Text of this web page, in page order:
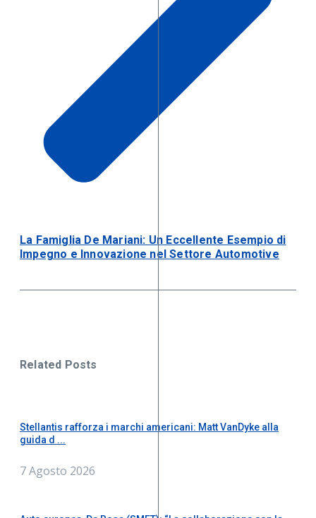
La Famiglia De Mariani: Un Eccellente Esempio di
Impegno e Innovazione nel Settore Automotive
Related Posts
Stellantis rafforza i marchi americani: Matt VanDyke alla
guida d ...
7 Agosto 2026